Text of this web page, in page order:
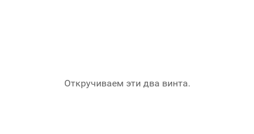
Откручиваем эти два винта.